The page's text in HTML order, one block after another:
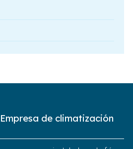
de climatización